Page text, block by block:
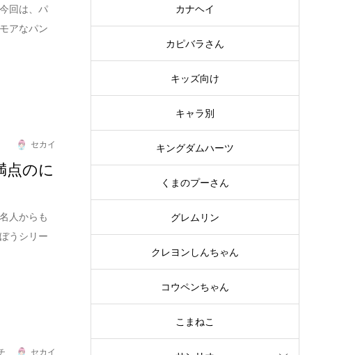
回は、パ
アなパン
セカイ
点のに
人からも
うシリー
セカイ
カナヘイ
カピバラさん
キッズ向け
キャラ別
キングダムハーツ
くまのプーさん
グレムリン
クレヨンしんちゃん
コウペンちゃん
こまねこ